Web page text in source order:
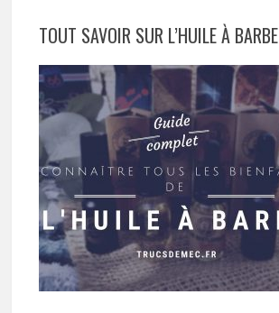
TOUT SAVOIR SUR L’HUILE À BARBE